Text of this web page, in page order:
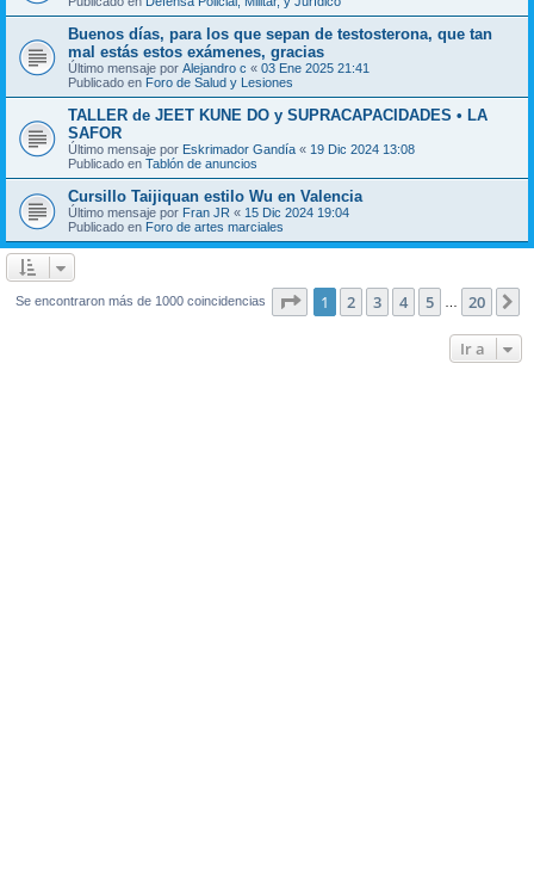
Buenos días, para los que sepan de testosterona, que tan
mal estás estos exámenes, gracias
Último mensaje por Alejandro c « 03 Ene 2025 21:41
Publicado en Foro de Salud y Lesiones
TALLER de JEET KUNE DO y SUPRACAPACIDADES • LA
SAFOR
Último mensaje por Eskrimador Gandía « 19 Dic 2024 13:08
Publicado en Tablón de anuncios
Cursillo Taijiquan estilo Wu en Valencia
Último mensaje por Fran JR « 15 Dic 2024 19:04
Publicado en Foro de artes marciales
Se encontraron más de 1000 coincidencias Página de 20
1 2 3 4 5 20
Ir a